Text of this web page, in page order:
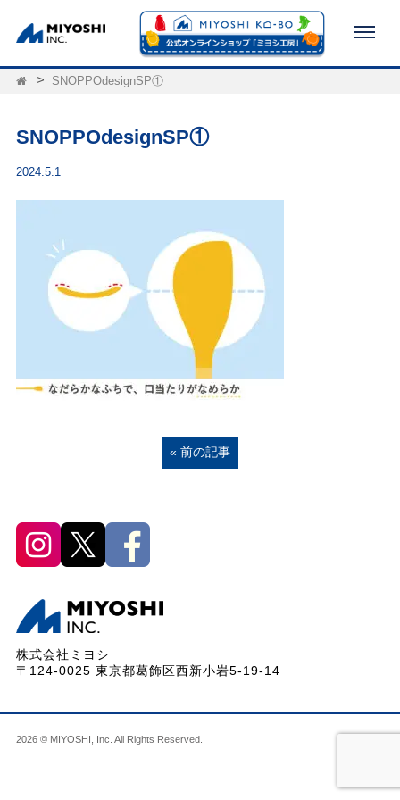
SNOPPOdesignSP①
SNOPPOdesignSP①
2024.5.1
« 前の記事
株式会社ミヨシ
〒124-0025 東京都葛飾区西新小岩5-19-14
2026 © MIYOSHI, Inc. All Rights Reserved.